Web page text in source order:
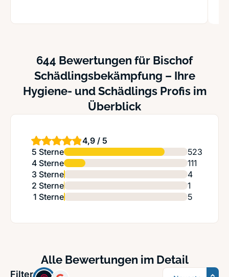
644 Bewertungen für Bischof
Schädlingsbekämpfung – Ihre
Hygiene- und Schädlings Profis im
Überblick
4,9 / 5
5 Sterne
523
4 Sterne
111
3 Sterne
4
2 Sterne
1
1 Sterne
5
Alle Bewertungen im Detail
Filter: Sortierung